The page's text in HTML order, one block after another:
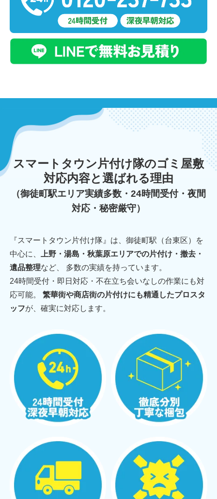
スマートタウン片付け隊のゴミ屋敷
対応内容と選ばれる理由
（御徒町駅エリア実績多数・24時間受付・夜間
対応・秘密厳守）
『スマートタウン片付け隊』は、御徒町駅（台東区）を
中心に、
上野・湯島・秋葉原エリアでの片付け・撤去・
遺品整理など、 多数の実績を持っています。
24時間受付・即日対応・不在立ち会いなしの作業にも対
応可能。 繁華街や商店街の片付けにも精通したプロスタ
ッフが、確実に対応します。